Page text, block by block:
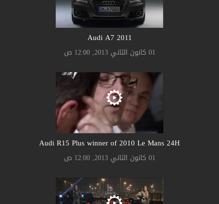
Audi A7 2011
01 كانون الثاني 2013, 12:00 ص
Audi R15 Plus winner of 2010 Le Mans 24H
01 كانون الثاني 2013, 12:00 ص